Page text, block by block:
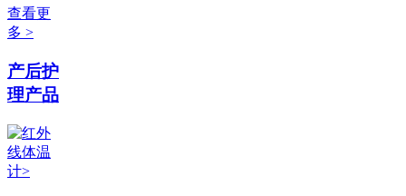
查看更
多 >
产后护
理产品